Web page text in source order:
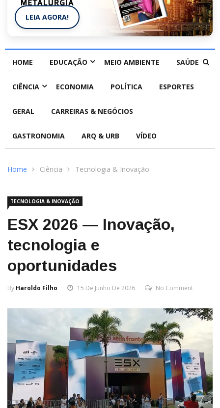
LEIA AGORA!
HOME EDUCAÇÃO MEIO AMBIENTE SAÚDE
CIÊNCIA ECONOMIA POLÍTICA ESPORTES
GERAL CARREIRAS & NEGÓCIOS
GASTRONOMIA ARQ & URB VÍDEO
Home Ciência Tecnologia & Inovação
TECNOLOGIA & INOVAÇÃO
ESX 2026 — Inovação,
tecnologia e
oportunidades
By Haroldo Filho 15 De Junho De 2026 No Comment